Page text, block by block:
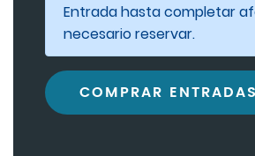
Entrada hasta completar
necesario reservar.
COMPRAR ENTRADAS